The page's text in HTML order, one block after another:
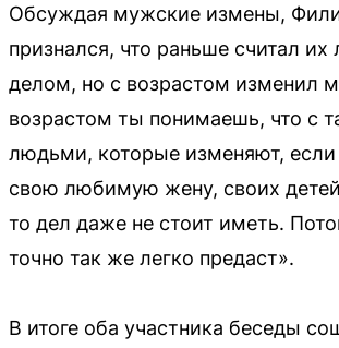
Обсуждая мужские измены,
признался, что раньше считал
делом, но с возрастом изменил
возрастом ты понимаешь, что с
людьми, которые изменяют, если
свою любимую жену, своих
то дел даже не стоит иметь.
точно так же легко предаст».
В итоге оба участника беседы